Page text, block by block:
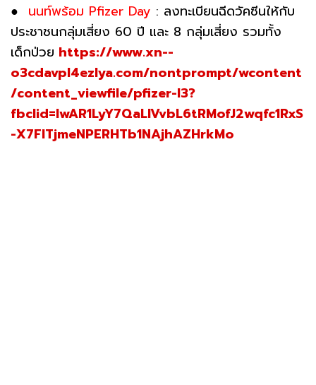
● นนท์พร้อม Pfizer Day : ลงทะเบียนฉีดวัคซีนให้กับ
ประชาชนกลุ่มเสี่ยง 60 ปี และ 8 กลุ่มเสี่ยง รวมทั้ง
เด็กป่วย https://www.xn--
o3cdavpl4ezlya.com/nontprompt/wcontent
/content_viewfile/pfizer-l3?
fbclid=IwAR1LyY7QaLlVvbL6tRMofJ2wqfc1RxS
-X7FITjmeNPERHTb1NAjhAZHrkMo